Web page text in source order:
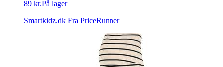
89 kr.På lager
Smartkidz.dk Fra PriceRunner